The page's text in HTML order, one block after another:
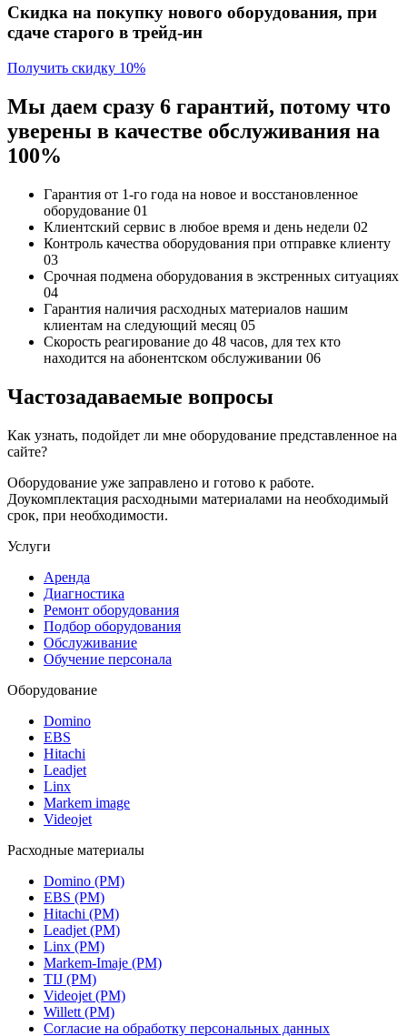
Скидка на покупку нового оборудования, при
сдаче старого в трейд-ин
Получить скидку 10%
Мы даем сразу 6 гарантий, потому что
уверены в качестве обслуживания на
100%
Гарантия от 1-го года на новое и восстановленное
оборудование 01
Клиентский сервис в любое время и день недели 02
Контроль качества оборудования при отправке клиенту
03
Срочная подмена оборудования в экстренных ситуациях
04
Гарантия наличия расходных материалов нашим
клиентам на следующий месяц 05
Скорость реагирование до 48 часов, для тех кто
находится на абонентском обслуживании 06
Частозадаваемые вопросы
Как узнать, подойдет ли мне оборудование представленное на
сайте?
Оборудование уже заправлено и готово к работе.
Доукомплектация расходными материалами на необходимый
срок, при необходимости.
Услуги
Аренда
Диагностика
Ремонт оборудования
Подбор оборудования
Обслуживание
Обучение персонала
Оборудование
Domino
EBS
Hitachi
Leadjet
Linx
Markem image
Videojet
Расходные материалы
Domino (РМ)
EBS (РМ)
Hitachi (РМ)
Leadjet (РМ)
Linx (РМ)
Markem-Imaje (РМ)
TIJ (РМ)
Videojet (РМ)
Willett (РМ)
Согласие на обработку персональных данных